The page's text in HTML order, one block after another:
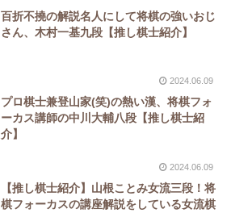
百折不撓の解説名人にして将棋の強いおじ
さん、木村一基九段【推し棋士紹介】
2024.06.09
プロ棋士兼登山家(笑)の熱い漢、将棋フォ
ーカス講師の中川大輔八段【推し棋士紹
介】
2024.06.09
【推し棋士紹介】山根ことみ女流三段！将
棋フォーカスの講座解説をしている女流棋